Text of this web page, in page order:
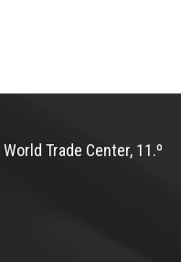
Trade Center, 11.º